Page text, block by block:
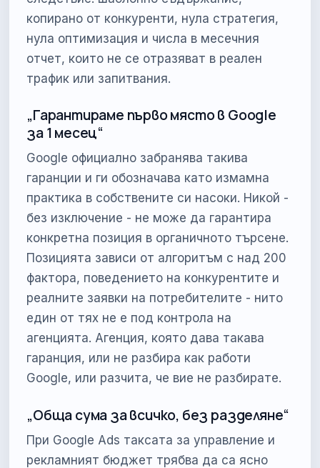
копирано от конкуренти, нула стратегия,
нула оптимизация и числа в месечния
отчет, които не се отразяват в реален
трафик или запитвания.
„Гарантираме първо място в Google
за 1 месец“
Google официално забранява такива
гаранции и ги обозначава като измамна
практика в собствените си насоки. Никой -
без изключение - не може да гарантира
конкретна позиция в органичното търсене.
Позицията зависи от алгоритъм с над 200
фактора, поведението на конкурентите и
реалните заявки на потребителите - нито
един от тях не е под контрола на
агенцията. Агенция, която дава такава
гаранция, или не разбира как работи
Google, или разчита, че вие не разбирате.
„Обща сума за всичко, без разделяне“
При Google Ads таксата за управление и
рекламният бюджет трябва да са ясно